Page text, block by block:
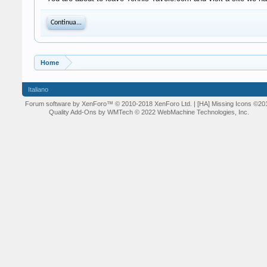
Continua...
Home
Italiano
Forum software by XenForo™ © 2010-2018 XenForo Ltd. | [HA] Missing Icons
Quality Add-Ons by WMTech © 2022 WebMachine Technologies, Inc.